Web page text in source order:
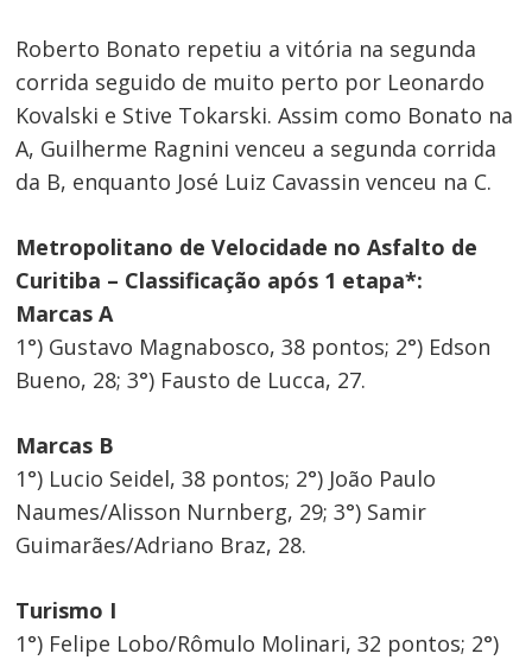
Roberto Bonato repetiu a vitória na segunda
corrida seguido de muito perto por Leonardo
Kovalski e Stive Tokarski. Assim como Bonato na
A, Guilherme Ragnini venceu a segunda corrida
da B, enquanto José Luiz Cavassin venceu na C.
Metropolitano de Velocidade no Asfalto de
Curitiba – Classificação após 1 etapa*:
Marcas A
1°) Gustavo Magnabosco, 38 pontos; 2°) Edson
Bueno, 28; 3°) Fausto de Lucca, 27.
Marcas B
1°) Lucio Seidel, 38 pontos; 2°) João Paulo
Naumes/Alisson Nurnberg, 29; 3°) Samir
Guimarães/Adriano Braz, 28.
Turismo I
1°) Felipe Lobo/Rômulo Molinari, 32 pontos; 2°)